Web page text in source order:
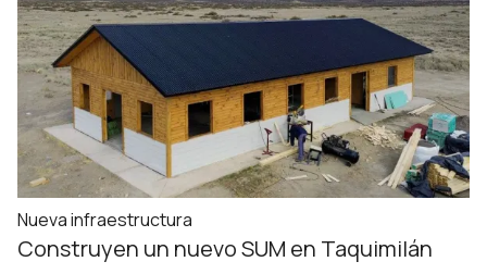
Nueva infraestructura
Construyen un nuevo SUM en Taquimilán